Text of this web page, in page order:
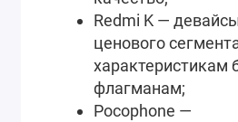
Redmi K —
ценового
характеристикам
флагманам;
Pocophone —